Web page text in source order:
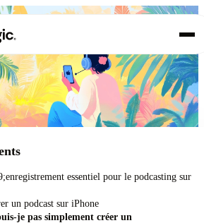
de nous
essentiel pour le podcasting sur
un podcast sur iPhone
je pas simplement créer un